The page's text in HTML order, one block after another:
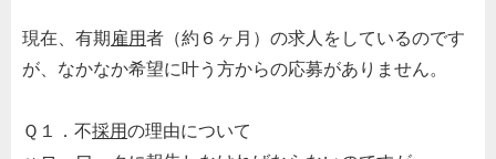
現在、有期雇用者（約６ヶ月）の求人をしているのです
が、なかなか希望に叶う方からの応募がありません。
Ｑ１．不採用の理由について